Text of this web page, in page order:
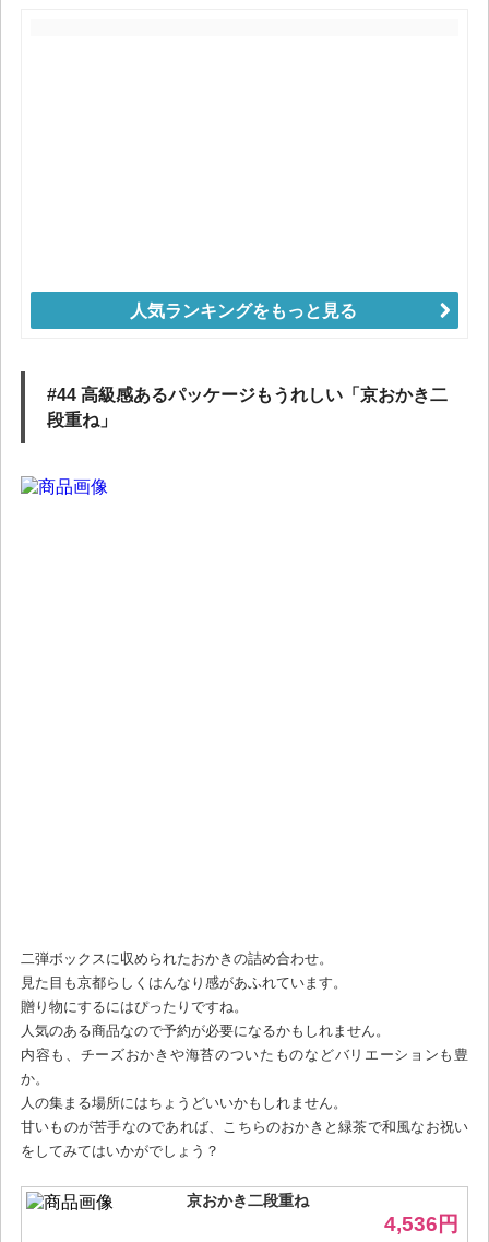
人気ランキングをもっと見る
#44 高級感あるパッケージもうれしい「京おかき二
段重ね」
二弾ボックスに収められたおかきの詰め合わせ。
見た目も京都らしくはんなり感があふれています。
贈り物にするにはぴったりですね。
人気のある商品なので予約が必要になるかもしれません。
内容も、チーズおかきや海苔のついたものなどバリエーションも豊
か。
人の集まる場所にはちょうどいいかもしれません。
甘いものが苦手なのであれば、こちらのおかきと緑茶で和風なお祝い
をしてみてはいかがでしょう？